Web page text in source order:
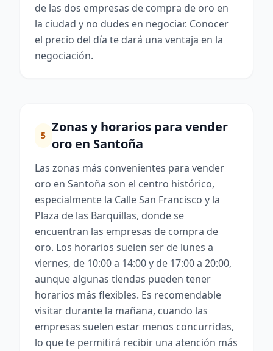
de las dos empresas de compra de oro en
la ciudad y no dudes en negociar. Conocer
el precio del día te dará una ventaja en la
negociación.
5
Zonas y horarios para vender
oro en Santoña
Las zonas más convenientes para vender
oro en Santoña son el centro histórico,
especialmente la Calle San Francisco y la
Plaza de las Barquillas, donde se
encuentran las empresas de compra de
oro. Los horarios suelen ser de lunes a
viernes, de 10:00 a 14:00 y de 17:00 a 20:00,
aunque algunas tiendas pueden tener
horarios más flexibles. Es recomendable
visitar durante la mañana, cuando las
empresas suelen estar menos concurridas,
lo que te permitirá recibir una atención más